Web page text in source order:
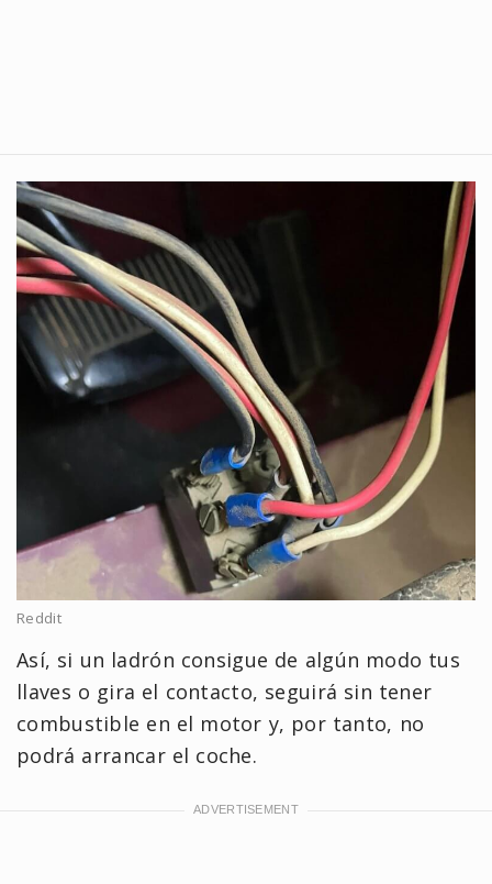
Reddit
Así, si un ladrón consigue de algún modo tus
llaves o gira el contacto, seguirá sin tener
combustible en el motor y, por tanto, no
podrá arrancar el coche.